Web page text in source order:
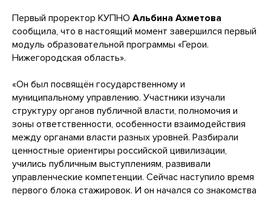
Первый проректор КУПНО Альбина Ахметова
сообщила, что в настоящий момент завершился первый
модуль образовательной программы «Герои.
Нижегородская область».
«Он был посвящён государственному и
муниципальному управлению. Участники изучали
структуру органов публичной власти, полномочия и
зоны ответственности, особенности взаимодействия
между органами власти разных уровней. Разбирали
ценностные ориентиры российской цивилизации,
учились публичным выступлениям, развивали
управленческие компетенции. Сейчас наступило время
первого блока стажировок. И он начался со знакомства